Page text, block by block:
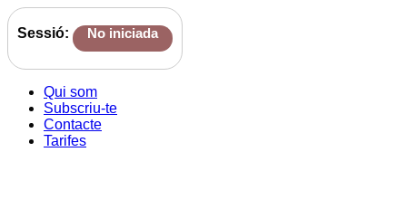
Sessió: No iniciada
Qui som
Subscriu-te
Contacte
Tarifes